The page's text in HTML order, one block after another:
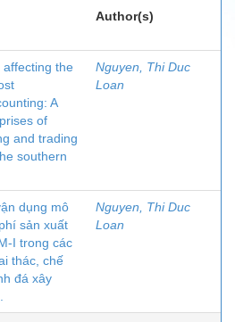
Author(s)
the
A
of
and trading
southern
Nguyen, Thi Duc
Loan
dụng mô
sản xuất
I trong các
thác, chế
đá xây
Nguyen, Thi Duc
Loan